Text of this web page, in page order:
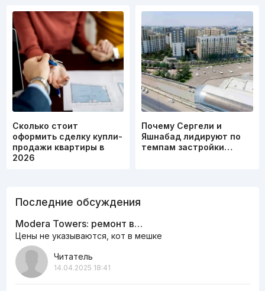
Сколько стоит
оформить сделку купли-
продажи квартиры в
2026
Почему Сергели и
Яшнабад лидируют по
темпам застройки…
Последние обсуждения
Modera Towers: ремонт в…
Цены не указываются, кот в мешке
Читатель
14.04.2025 18:41